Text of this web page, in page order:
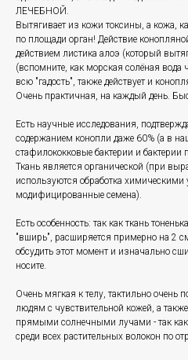
ЛЕЧЕБНОЙ.
Вытягивает из кожи токсины, а кожа,
по площади орган! Действие
действием листика алоэ (который
(вспомните, как морская солёная вода
всю "гадость", также действует и
Очень практичная, на каждый день.
Есть научные исследования,
содержанием конопли даже 60% (а в
стафилококковые бактерии и
Ткань является органической (при
используются обработка химическими
модифицированные семена).
Есть особенность: так как ткань
"вширь", расширяется примерно на 2
обсудить этот момент и изначально
носите.
Очень мягкая к телу, тактильно очень
людям с чувствительной кожей, а
прямыми солнечными лучами - так
среди всех растительных волокон по